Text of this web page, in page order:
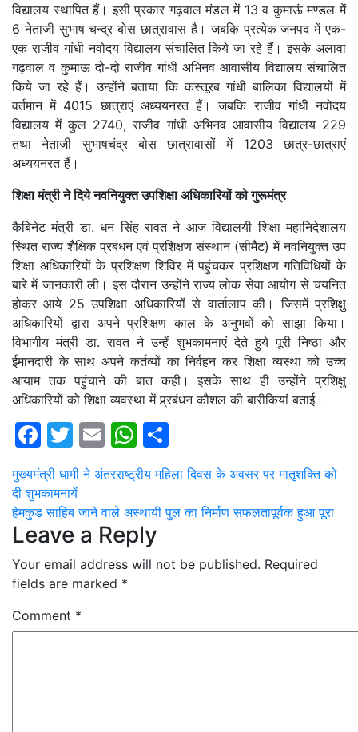
विद्यालय स्थापित हैं। इसी प्रकार गढ़वाल मंडल में 13 व कुमाऊं मण्डल में
6 नेताजी सुभाष चन्द्र बोस छात्रावास है। जबकि प्रत्येक जनपद में एक-
एक राजीव गांधी नवोदय विद्यालय संचालित किये जा रहे हैं। इसके अलावा
गढ़वाल व कुमाऊं दो-दो राजीव गांधी अभिनव आवासीय विद्यालय संचालित
किये जा रहे हैं। उन्होंने बताया कि कस्तूरब गांधी बालिका विद्यालयों में
वर्तमान में 4015 छात्राएं अध्ययनरत हैं। जबकि राजीव गांधी नवोदय
विद्यालय में कुल 2740, राजीव गांधी अभिनव आवासीय विद्यालय 229
तथा नेताजी सुभाषचंद्र बोस छात्रावासों में 1203 छात्र-छात्राएं
अध्ययनरत हैं।
शिक्षा मंत्री ने दिये नवनियुक्त उपशिक्षा अधिकारियों को गुरूमंत्र
कैबिनेट मंत्री डा. धन सिंह रावत ने आज विद्यालयी शिक्षा महानिदेशालय
स्थित राज्य शैक्षिक प्रबंधन एवं प्रशिक्षण संस्थान (सीमैट) में नवनियुक्त उप
शिक्षा अधिकारियों के प्रशिक्षण शिविर में पहुंचकर प्रशिक्षण गतिविधियों के
बारे में जानकारी ली। इस दौरान उन्होंने राज्य लोक सेवा आयोग से चयनित
होकर आये 25 उपशिक्षा अधिकारियों से वार्तालाप की। जिसमें प्रशिक्षु
अधिकारियों द्वारा अपने प्रशिक्षण काल के अनुभवों को साझा किया।
विभागीय मंत्री डा. रावत ने उन्हें शुभकामनाएं देते हुये पूरी निष्ठा और
ईमानदारी के साथ अपने कर्तव्यों का निर्वहन कर शिक्षा व्यस्था को उच्च
आयाम तक पहुंचाने की बात कही। इसके साथ ही उन्होंने प्रशिक्षु
अधिकारियों को शिक्षा व्यवस्था में प्र्रबंधन कौशल की बारीकियां बताई।
Facebook
Twitter
EmailWhatsApp
Post
navigation
मुख्यमंत्री धामी ने अंतरराष्ट्रीय महिला दिवस के अवसर पर मातृशक्ति को
दी शुभकामनायें
हेमकुंड साहिब जाने वाले अस्थायी पुल का निर्माण सफलतापूर्वक हुआ पूरा
Leave a Reply
Your email address will not be published. Required
fields are marked *
Comment *